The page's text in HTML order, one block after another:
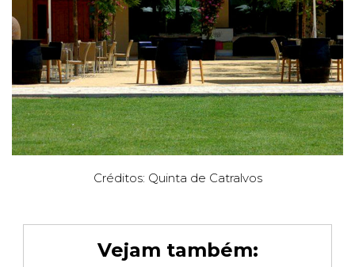
Créditos: Quinta de Catralvos
Vejam também: